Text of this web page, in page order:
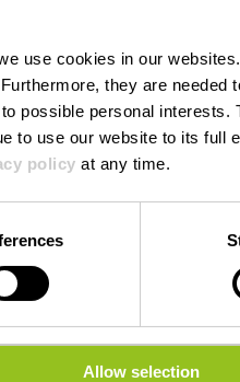
use cookies in our websites.
Furthermore, they are needed
possible personal
to use our website to its full
policy at any time.
Allow selection
Nachname
Zeit